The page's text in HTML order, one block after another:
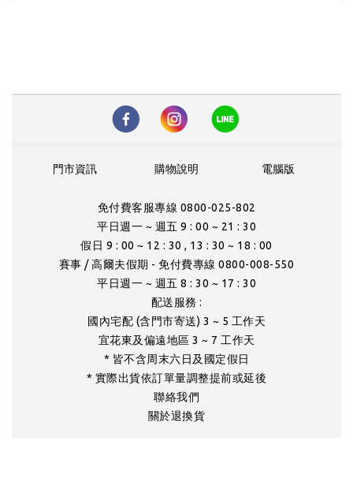
電腦版
購物說明
門市資訊
免付費客服專線 0800-025-802
平日週一 ~ 週五 9 : 00 ~ 21 : 30
假日 9 : 00 ~ 12 : 30 , 13 : 30 ~ 18 : 00
賽事 / 高爾夫假期 - 免付費專線 0800-008-550
平日週一 ~ 週五 8 : 30 ~ 17 : 30
配送服務 :
國內宅配 (含門市寄送) 3 ~ 5 工作天
宜花東及偏遠地區 3 ~ 7 工作天
* 皆不含周末六日及國定假日
* 實際出貨依訂單量調整提前或延後
聯絡我們
關於退換貨